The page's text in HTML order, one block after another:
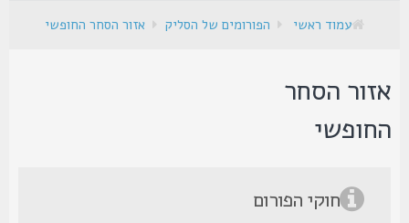
עמוד ראשי הפורומים של הסליק אזור הסחר החופשי
הסחר
חוקי הפורום